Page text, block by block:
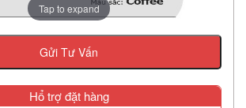
Tap to expand
Gửi Tư Vấn
Hổ trợ đặt hàng